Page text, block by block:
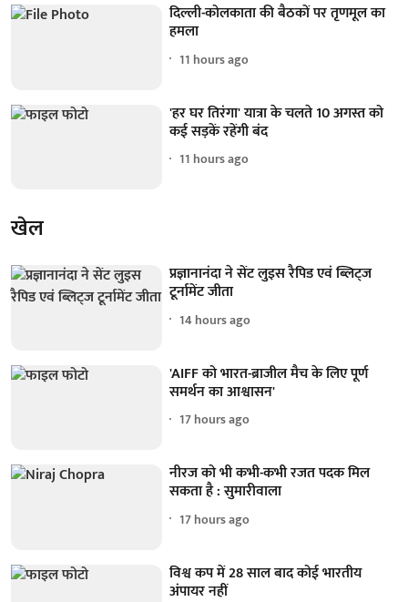
दिल्ली-कोलकाता की बैठकों पर तृणमूल का
हमला
11 hours ago
'हर घर तिरंगा' यात्रा के चलते 10 अगस्त को
कई सड़कें रहेंगी बंद
11 hours ago
खेल
प्रज्ञानानंदा ने सेंट लुइस रैपिड एवं ब्लिट्ज
टूर्नामेंट जीता
14 hours ago
'AIFF को भारत-ब्राजील मैच के लिए पूर्ण
समर्थन का आश्वासन'
17 hours ago
नीरज को भी कभी-कभी रजत पदक मिल
सकता है : सुमारीवाला
17 hours ago
विश्व कप में 28 साल बाद कोई भारतीय
अंपायर नहीं